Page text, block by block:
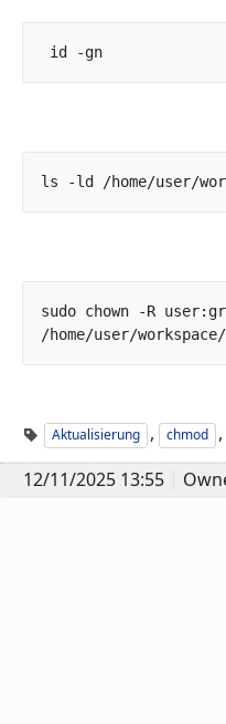
sudo chown -R
Aktualisierung , chmod ,
12/11/2025 13:55